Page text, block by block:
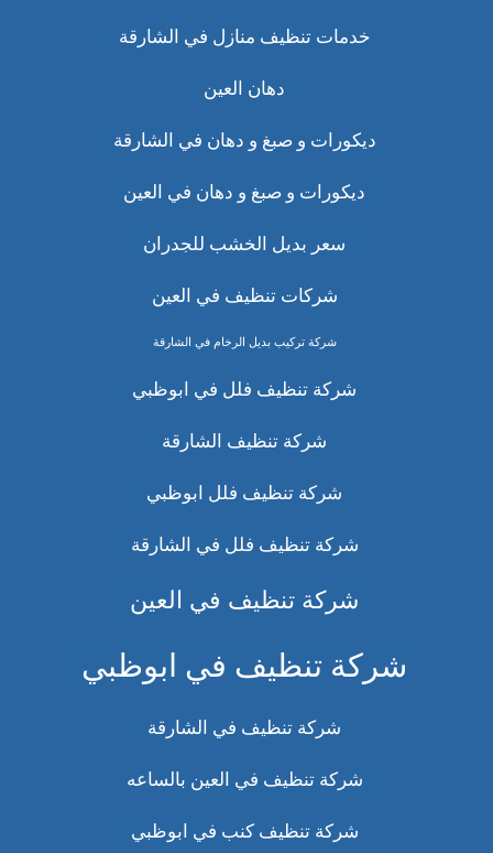
خدمات تنظيف منازل في الشارقة
دهان العين
ديكورات و صبغ و دهان في الشارقة
ديكورات و صبغ و دهان في العين
سعر بديل الخشب للجدران
شركات تنظيف في العين
شركة تركيب بديل الرخام في الشارقة
شركة تنظيف فلل في ابوظبي
شركة تنظيف الشارقة
شركة تنظيف فلل ابوظبي
شركة تنظيف فلل في الشارقة
شركة تنظيف في العين
شركة تنظيف في ابوظبي
شركة تنظيف في الشارقة
شركة تنظيف في العين بالساعه
شركة تنظيف كنب في ابوظبي